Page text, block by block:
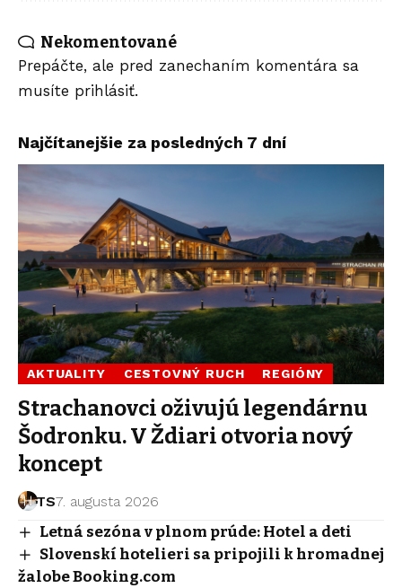
Nekomentované
Prepáčte, ale pred zanechaním komentára sa
musíte prihlásiť.
Najčítanejšie za posledných 7 dní
AKTUALITY CESTOVNÝ RUCH REGIÓNY
Strachanovci oživujú legendárnu
Šodronku. V Ždiari otvoria nový
koncept
TS7. augusta 2026
Letná sezóna v plnom prúde: Hotel a deti
Slovenskí hotelieri sa pripojili k hromadnej
žalobe Booking.com